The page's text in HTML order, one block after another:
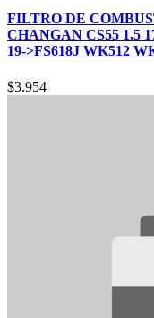
FILTRO DE
CHANGAN CS55 1.5
19->FS618J WK512
$3.954